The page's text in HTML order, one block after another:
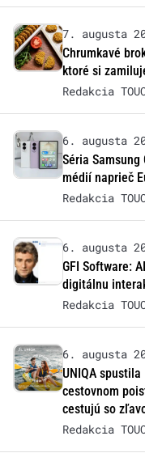
7. augusta
Chrumkavé
ktoré si
Redakcia
6. augusta
Séria
médií naprieč
Redakcia
6. augusta
GFI Software:
digitálnu
Redakcia
6. augusta
UNIQA
cestovnom
cestujú so
Redakcia